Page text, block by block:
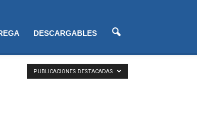
DESCARGABLES
PUBLICACIONES DESTACADAS